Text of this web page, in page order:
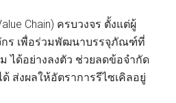
Chain) ครบวงจร ตั้งแต่ผู้
กร เพื่อร่วมพัฒนาบรรจุภัณฑ์ที่
ได้อย่างลงตัว ช่วยลดข้อจำกัด
ส่งผลให้อัตราการรีไซเคิลอยู่